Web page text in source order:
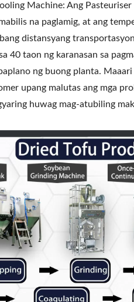
Machine: Ang
na paglamig, at ang
distansyang
40 taon ng karanasan sa
ng buong planta.
upang malutas ang mga
huwag mag-atubiling